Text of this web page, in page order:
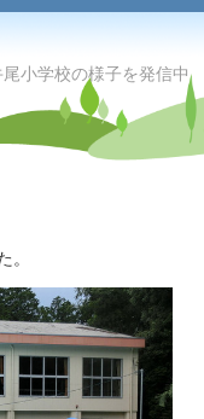
小学校の様子を発信中
。